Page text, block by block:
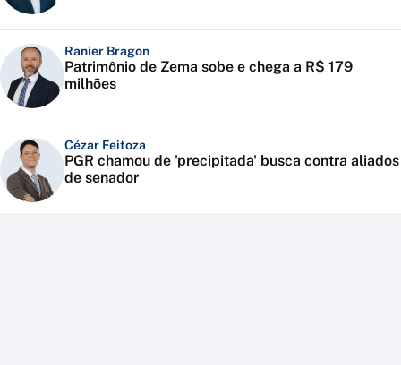
Ranier Bragon
Patrimônio de Zema sobe e chega a R$ 179
milhões
Cézar Feitoza
PGR chamou de 'precipitada' busca contra aliados
de senador